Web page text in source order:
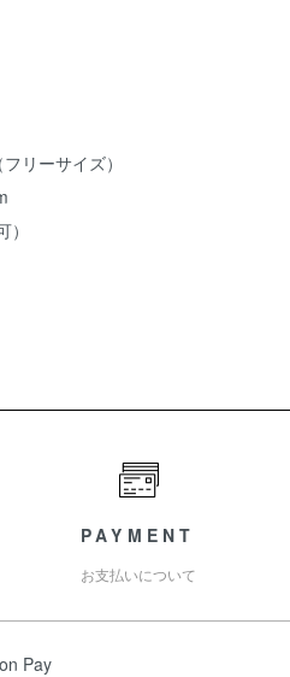
リーサイズ）
PAYMENT
お支払いについて
Pay